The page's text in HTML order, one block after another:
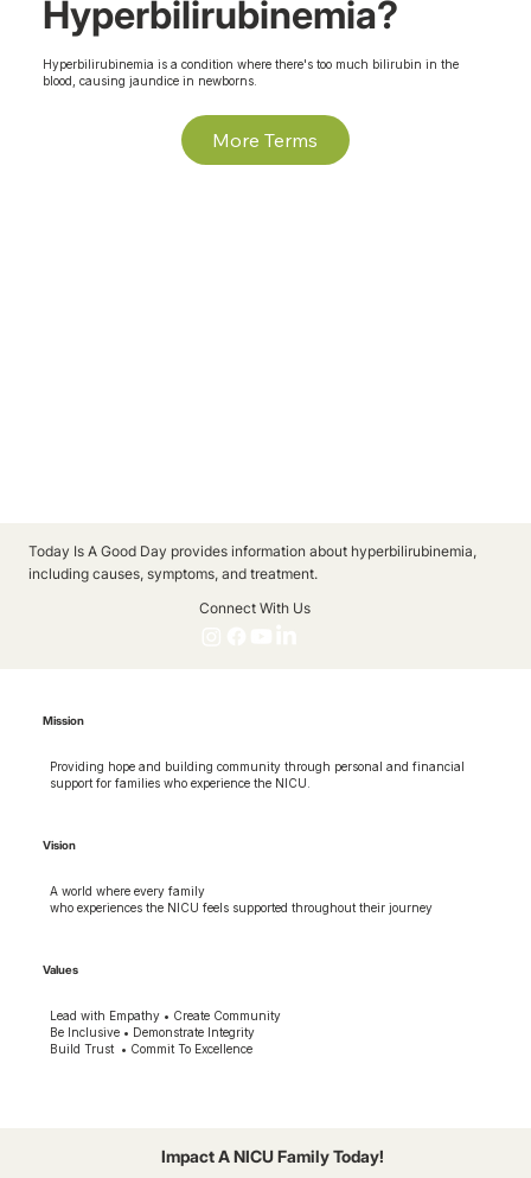
Hyperbilirubinemia?
Hyperbilirubinemia is a condition where there's too much bilirubin in the
blood, causing jaundice in newborns.
More Terms
Today Is A Good Day provides information about hyperbilirubinemia,
including causes, symptoms, and treatment.
Connect With Us
Mission
Providing hope and building community through personal and financial
support for families who experience the NICU.
Vision
A world where every family
who experiences the NICU feels supported throughout their journey
Values
Lead with Empathy • Create Community
Be Inclusive • Demonstrate Integrity
Build Trust • Commit To Excellence
Impact A NICU Family Today!